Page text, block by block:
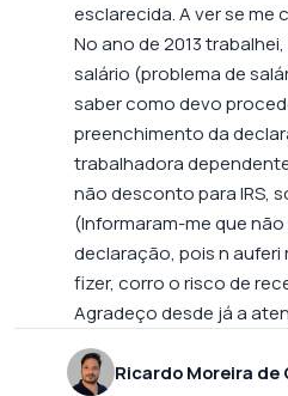
esclarecida. A ver se me
No ano de 2013
salário (problema de
saber como devo
preenchimento da
trabalhadora
não desconto para IRS,
(Informaram-me que
declaração, pois n
fizer, corro o risco de
Agradeço desde já a
Ricardo Moreira de